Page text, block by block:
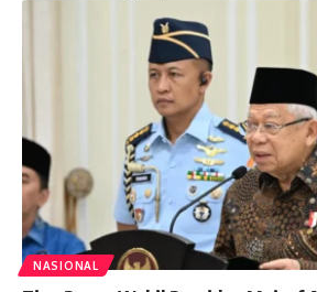
NASIONAL